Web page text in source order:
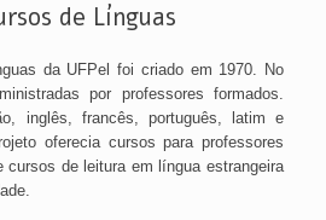
de Línguas
da UFPel foi criado em 1970. No
por professores formados.
inglês, francês, português, latim e
oferecia cursos para professores
cursos de leitura em língua estrangeira